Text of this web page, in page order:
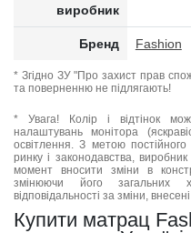
виробник
Бренд Fashion
* Згідно ЗУ "Про захист прав
та поверненню не підлягають!
* Увага! Колір і відтінок
налаштувань монітора
освітлення. З метою постійного
ринку і законодавства,
момент вносити зміни в
змінюючи його загальних
відповідальності за зміни,
Купити матрац